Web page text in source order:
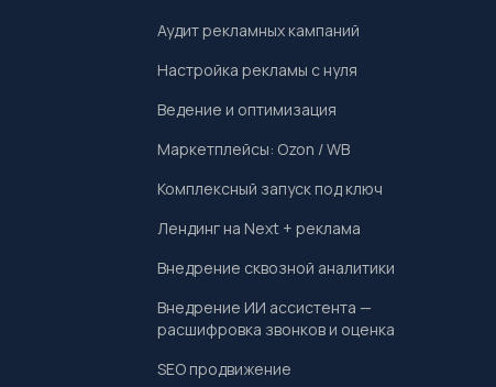
Аудит рекламных кампаний
Настройка рекламы с нуля
Ведение и оптимизация
Маркетплейсы: Ozon / WB
Комплексный запуск под ключ
Лендинг на Next + реклама
Внедрение сквозной аналитики
Внедрение ИИ ассистента —
расшифровка звонков и оценка
SEO продвижение